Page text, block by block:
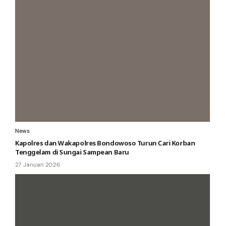
News
Kapolres dan Wakapolres Bondowoso Turun Cari Korban
Tenggelam di Sungai Sampean Baru
27 Januari 2026